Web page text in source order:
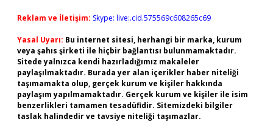
Reklam ve İletişim: Skype: live:.cid.575569c608265c69
Yasal Uyarı: Bu internet sitesi, herhangi bir marka, kurum
veya şahıs şirketi ile hiçbir bağlantısı bulunmamaktadır.
Sitede yalnızca kendi hazırladığımız makaleler
paylaşılmaktadır. Burada yer alan içerikler haber niteliği
taşımamakta olup, gerçek kurum ve kişiler hakkında
paylaşım yapılmamaktadır. Gerçek kurum ve kişiler ile isim
benzerlikleri tamamen tesadüfidir. Sitemizdeki bilgiler
taslak halindedir ve tavsiye niteliği taşımazlar.